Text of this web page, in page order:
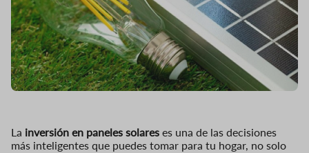
La inversión en paneles solares es una de las decisiones
más inteligentes que puedes tomar para tu hogar, no solo